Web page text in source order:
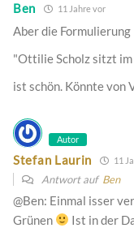
Ben 11 Jahre vor
Aber die Formulierung
"Ottilie Scholz sitzt
ist schön. Könnte von
Autor
Stefan Laurin 11
Antwort auf Ben
@Ben: Einmal isser
Grünen
Ist in der